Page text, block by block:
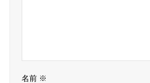
名前 ※